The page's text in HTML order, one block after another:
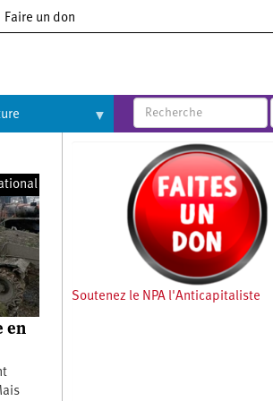
Faire un don
en
Soutenez le NPA l'Anticapitaliste